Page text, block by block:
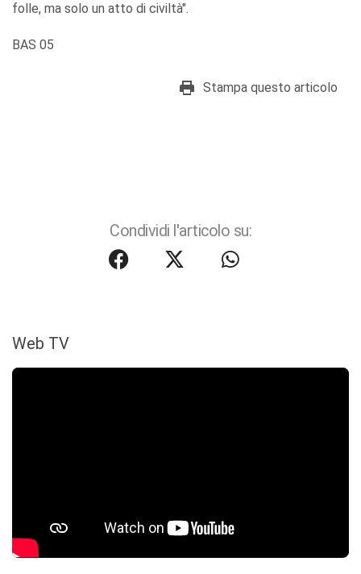
folle, ma solo un atto di civiltà".
BAS 05
Stampa questo articolo
Condividi l'articolo su:
Web TV